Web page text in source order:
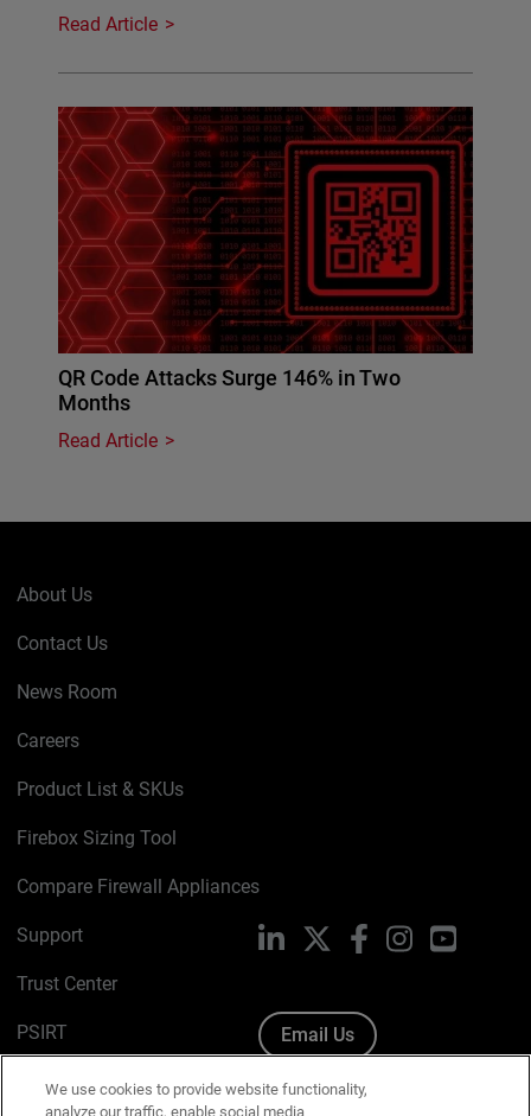
Read Article
QR Code Attacks Surge 146% in Two
Months
Read Article
About Us
Contact Us
News Room
Careers
Product List & SKUs
Firebox Sizing Tool
Compare Firewall Appliances
Support
Trust Center
PSIRT
Cookie Policy
LinkedIn FacebookInstagramYouTube
Email Us
We use cookies to provide website functionality,
analyze our traffic, enable social media